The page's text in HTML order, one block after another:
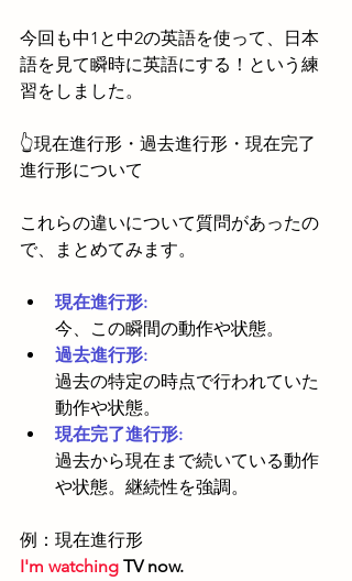
今回も中1と中2の英語を使って、日本
語を見て瞬時に英語にする！という練
習をしました。
👆現在進行形・過去進行形・現在完了
進行形について
これらの違いについて質問があったの
で、まとめてみます。
現在進行形:
今、この瞬間の動作や状態。
過去進行形:
過去の特定の時点で行われていた
動作や状態。
現在完了進行形:
過去から現在まで続いている動作
や状態。継続性を強調。
例：現在進行形
I'm watching TV now.